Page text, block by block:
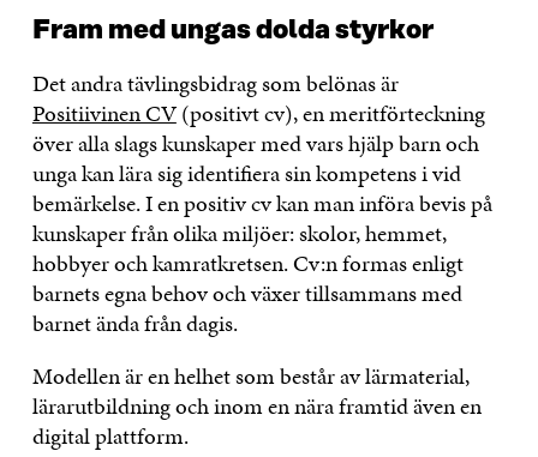
Fram med ungas dolda styrkor
Det andra tävlingsbidrag som belönas är
Positiivinen CV(positivt cv), en meritförteckning
över alla slags kunskaper med vars hjälp barn och
unga kan lära sig identifiera sin kompetens i vid
bemärkelse. I en positiv cv kan man införa bevis på
kunskaper från olika miljöer: skolor, hemmet,
hobbyer och kamratkretsen. Cv:n formas enligt
barnets egna behov och växer tillsammans med
barnet ända från dagis.
Modellen är en helhet som består av lärmaterial,
lärarutbildning och inom en nära framtid även en
digital plattform.